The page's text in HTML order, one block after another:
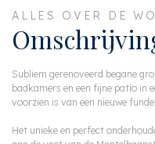
ALLES OVER DE
Subliem gerenoveerd begane
badkamers en een fijne patio in
voorzien is van een nieuwe
Het unieke en perfect